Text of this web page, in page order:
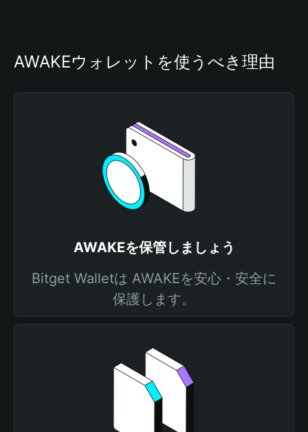
AWAKEウォレットを使うべき理由
AWAKEを保管しましょう
Bitget Walletは AWAKEを安心・安全に
保護します。